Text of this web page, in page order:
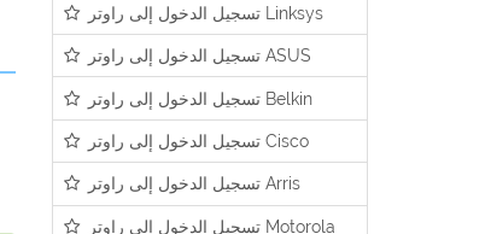
تسجيل الدخول إلى راوتر Linksys
تسجيل الدخول إلى راوتر ASUS
تسجيل الدخول إلى راوتر Belkin
تسجيل الدخول إلى راوتر Cisco
تسجيل الدخول إلى راوتر Arris
تسجيل الدخول إلى راوتر Motorola